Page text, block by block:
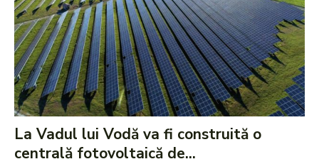
La Vadul lui Vodă va fi construită o
centrală fotovoltaică de...